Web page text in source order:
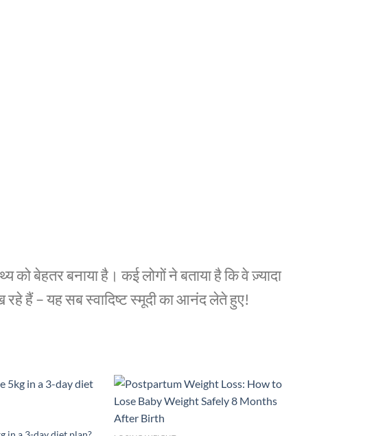
बेहतर बनाया है। कई लोगों ने बताया है कि वे ज़्यादा
हैं – यह सब स्वादिष्ट स्मूदी का आनंद लेते हुए!